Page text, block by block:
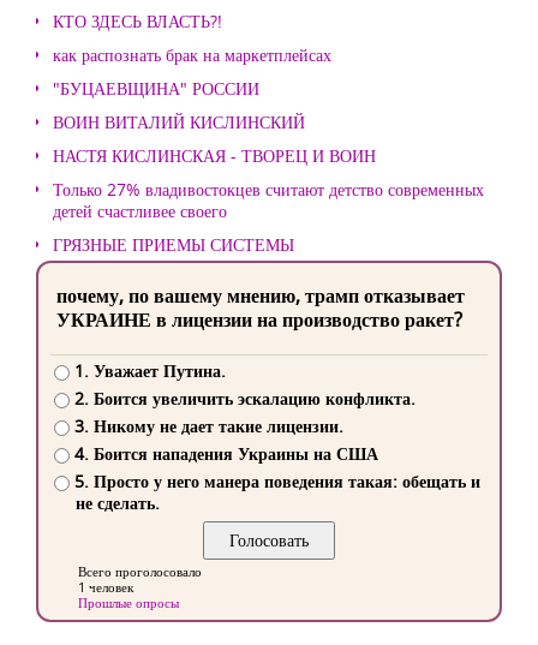
КТО ЗДЕСЬ ВЛАСТЬ?!
как распознать брак на маркетплейсах
"БУЦАЕВЩИНА" РОССИИ
ВОИН ВИТАЛИЙ КИСЛИНСКИЙ
НАСТЯ КИСЛИНСКАЯ - ТВОРЕЦ И ВОИН
Только 27% владивостокцев считают детство современных
детей счастливее своего
ГРЯЗНЫЕ ПРИЕМЫ СИСТЕМЫ
почему, по вашему мнению, трамп отказывает
УКРАИНЕ в лицензии на производство ракет?
1. Уважает Путина.
2. Боится увеличить эскалацию конфликта.
3. Никому не дает такие лицензии.
4. Боится нападения Украины на США
5. Просто у него манера поведения такая: обещать и
не сделать.
Всего проголосовало
1 человек
Прошлые опросы